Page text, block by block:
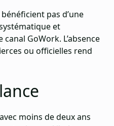
pas d’une
et
GoWork. L’absence
ou officielles rend
moins de deux ans